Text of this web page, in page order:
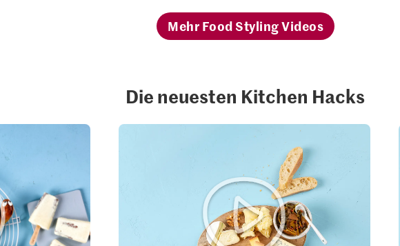
Mehr Food Styling Videos
Die neuesten Kitchen Hacks